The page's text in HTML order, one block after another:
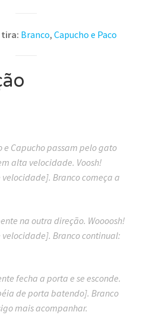
tira: Branco, Capucho e Paco
e Capucho passam pelo gato
alta velocidade. Voosh!
Branco começa a
na outra direção. Woooosh!
Branco continual:
fecha a porta e se esconde.
de porta batendo]. Branco
mais acompanhar.